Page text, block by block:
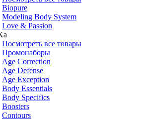
Biopure
Modeling Body System
Love & Passion
Посмотреть все товары
Промонаборы
Age Correction
Age Defense
Age Exception
Body Essentials
Body Specifics
Boosters
Contours